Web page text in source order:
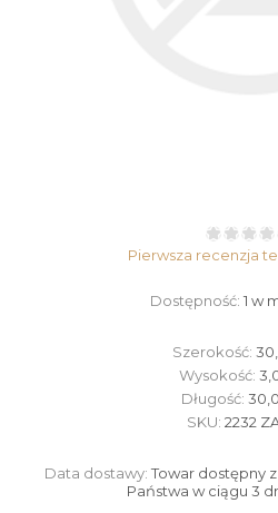
Pierwsza recenzja
Dostępność: 1 w
Szerokość:
Wysokość:
Długość:
SKU: 2232
Data dostawy: Towar dostępny
Państwa w ciągu 3